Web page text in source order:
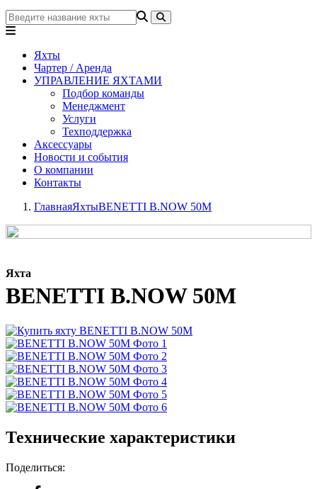
Яхты
Чартер / Аренда
УПРАВЛЕНИЕ ЯХТАМИ
Подбор команды
Менеджмент
Услуги
Техподдержка
Аксессуары
Новости и события
О компании
Контакты
ГлавнаяЯхтыBENETTI B.NOW 50M
Яхта
BENETTI B.NOW 50M
Технические характеристики
Поделиться: